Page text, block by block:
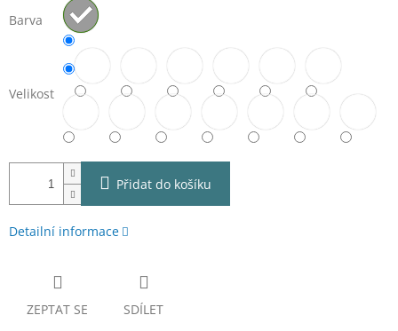
Barva
Velikost
Přidat do košíku
Detailní informace
ZEPTAT SE SDÍLET